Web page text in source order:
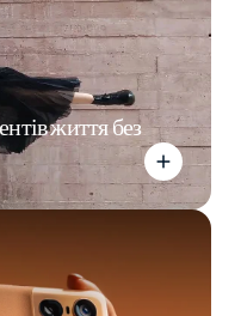
життя без